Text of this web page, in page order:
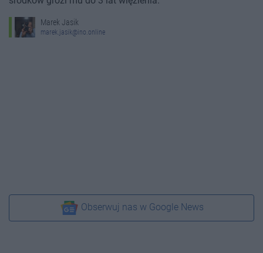
Marek Jasik
marek.jasik@ino.online
Obserwuj nas w Google News